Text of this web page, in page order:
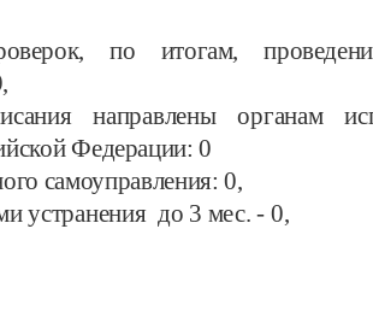
по итогам,
,
направлены органам
Федерации:0
самоуправления: 0,
устранения до 3 мес. - 0,